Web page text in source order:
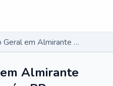
Clínico Geral em Almirante Tamandaré - PR
Almirante